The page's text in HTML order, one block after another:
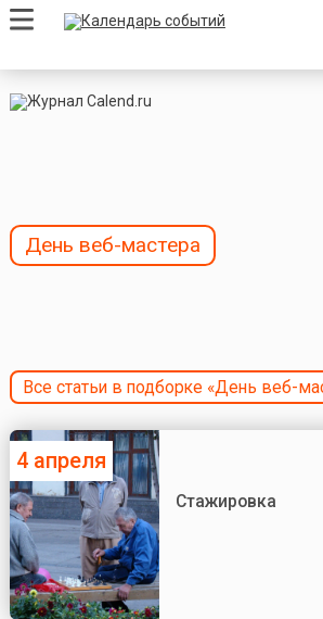
День веб-мастера
Все статьи в подборке «День веб-
4 апреля
Стажировка